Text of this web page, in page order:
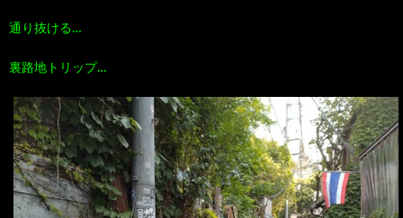
通り抜ける…
裏路地トリップ…